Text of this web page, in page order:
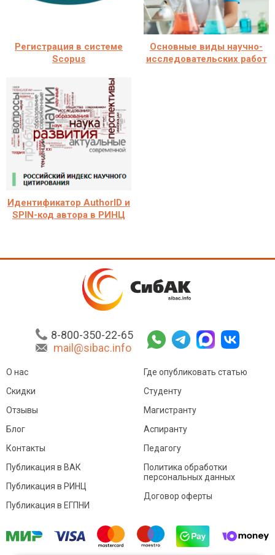
Регистрация в системе
Scopus
Основные виды научно-
исследовательских работ
Идентификатор AuthorID и
SPIN-код автора в РИНЦ
8-800-350-22-65
mail@sibac.info
О нас
Скидки
Отзывы
Блог
Контакты
Где опубликовать статью
Студенту
Магистранту
Аспиранту
Педагогу
Публикация в ВАК
Публикация в РИНЦ
Публикация в ЕГПНИ
Политика обработки
персональных данных
Договор оферты